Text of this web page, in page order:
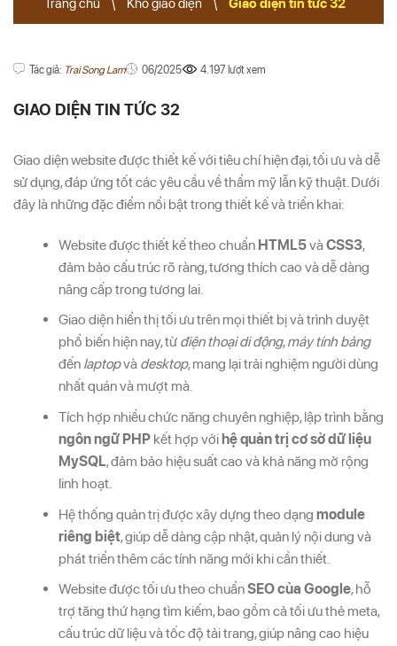
Trang chủ \ Kho giao diện \ Giao diện tin tức 32
Tác giả: Trai Song Lam 06/2025 4.197 lượt xem
GIAO DIỆN TIN TỨC 32
Giao diện website được thiết kế với tiêu chí hiện đại, tối ưu và dễ
sử dụng, đáp ứng tốt các yêu cầu về thẩm mỹ lẫn kỹ thuật. Dưới
đây là những đặc điểm nổi bật trong thiết kế và triển khai:
Website được thiết kế theo chuẩn HTML5vàCSS3,
đảm bảo cấu trúc rõ ràng, tương thích cao và dễ dàng
nâng cấp trong tương lai.
Giao diện hiển thị tối ưu trên mọi thiết bị và trình duyệt
phổ biến hiện nay, từ điện thoại di động,máy tính bảng
đến laptopvà desktop, mang lại trải nghiệm người dùng
nhất quán và mượt mà.
Tích hợp nhiều chức năng chuyên nghiệp, lập trình bằng
ngôn ngữ PHPkết hợp vớihệ quản trị cơ sở dữ liệu
MySQL, đảm bảo hiệu suất cao và khả năng mở rộng
linh hoạt.
Hệ thống quản trị được xây dựng theo dạng module
riêng biệt, giúp dễ dàng cập nhật, quản lý nội dung và
phát triển thêm các tính năng mới khi cần thiết.
Website được tối ưu theo chuẩnSEO của Google, hỗ
trợ tăng thứ hạng tìm kiếm, bao gồm cả tối ưu thẻ meta,
cấu trúc dữ liệu và tốc độ tải trang, giúp nâng cao hiệu